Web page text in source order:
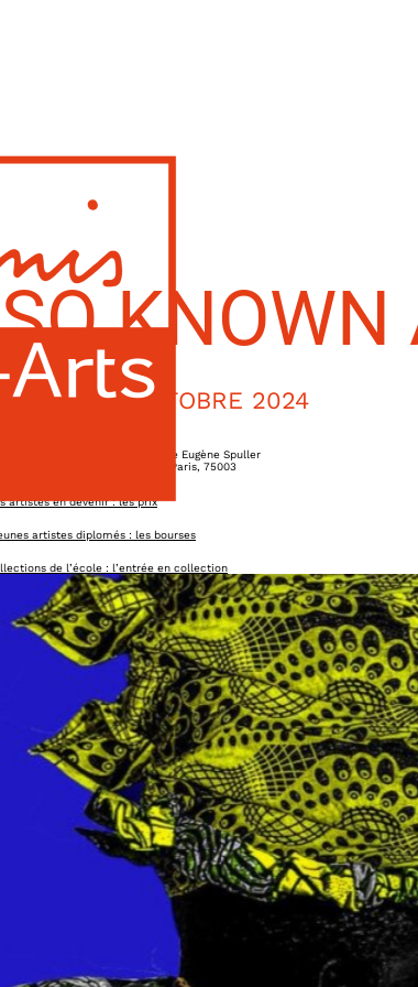
artistes en devenir : les prix
artistes diplomés : les bourses
de l’école : l’entrée en collection
de gala annuelle et la master class
à la production & des résidences
aux actions de l’école
KNOWN
17 OCTOBRE 2024
4, rue Eugène Spuller
Paris, 75003